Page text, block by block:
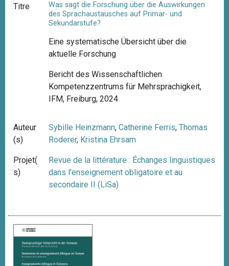
Titre
Was sagt die Forschung über die Auswirkungen
des Sprachaustausches auf Primar- und
Sekundarstufe?
Eine systematische Übersicht über die
aktuelle Forschung
Bericht des Wissenschaftlichen
Kompetenzzentrums für Mehrsprachigkeit,
IFM, Freiburg, 2024
Auteur
(s)
Sybille Heinzmann,Catherine Ferris,Thomas
Roderer, Kristina Ehrsam
Projet(
s)
Revue de la littérature : Échanges linguistiques
dans l'enseignement obligatoire et au
secondaire II (LiSa)